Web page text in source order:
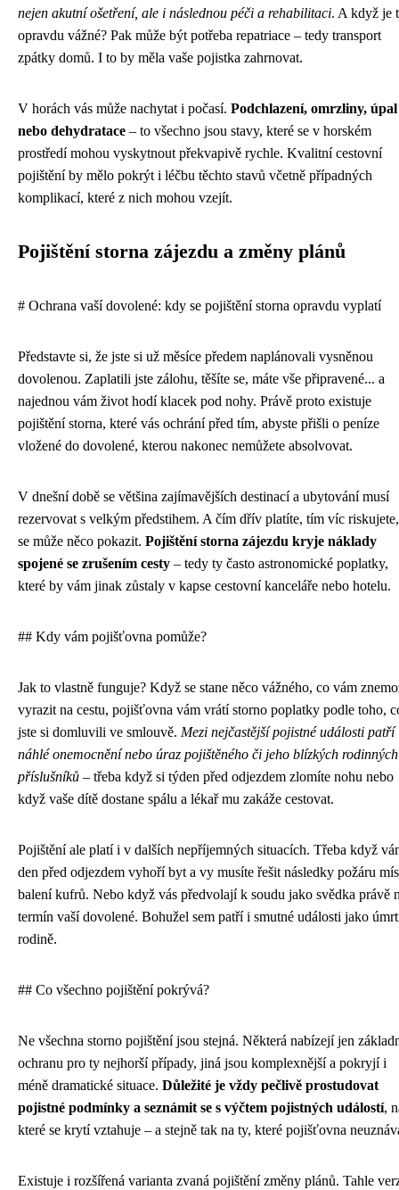
nejen akutní ošetření, ale i následnou péči a rehabilitaci. A když je
opravdu vážné? Pak může být potřeba repatriace – tedy transport
zpátky domů. I to by měla vaše pojistka zahrnovat.
V horách vás může nachytat i počasí. Podchlazení, omrzliny, úpal
nebo dehydratace – to všechno jsou stavy, které se v horském
prostředí mohou vyskytnout překvapivě rychle. Kvalitní cestovní
pojištění by mělo pokrýt i léčbu těchto stavů včetně případných
komplikací, které z nich mohou vzejít.
Pojištění storna zájezdu a změny plánů
# Ochrana vaší dovolené: kdy se pojištění storna opravdu vyplatí
Představte si, že jste si už měsíce předem naplánovali vysněnou
dovolenou. Zaplatili jste zálohu, těšíte se, máte vše připravené... a
najednou vám život hodí klacek pod nohy. Právě proto existuje
pojištění storna, které vás ochrání před tím, abyste přišli o peníze
vložené do dovolené, kterou nakonec nemůžete absolvovat.
V dnešní době se většina zajímavějších destinací a ubytování musí
rezervovat s velkým předstihem. A čím dřív platíte, tím víc
se může něco pokazit. Pojištění storna zájezdu kryje náklady
spojené se zrušením cesty – tedy ty často astronomické poplatky,
které by vám jinak zůstaly v kapse cestovní kanceláře nebo hotelu.
## Kdy vám pojišťovna pomůže?
Jak to vlastně funguje? Když se stane něco vážného, co vám
vyrazit na cestu, pojišťovna vám vrátí storno poplatky podle toho,
jste si domluvili ve smlouvě. Mezi nejčastější pojistné události patří
náhlé onemocnění nebo úraz pojištěného či jeho blízkých rodinných
příslušníků – třeba když si týden před odjezdem zlomíte nohu nebo
když vaše dítě dostane spálu a lékař mu zakáže cestovat.
Pojištění ale platí i v dalších nepříjemných situacích. Třeba když
den před odjezdem vyhoří byt a vy musíte řešit následky požáru
balení kufrů. Nebo když vás předvolají k soudu jako svědka právě
termín vaší dovolené. Bohužel sem patří i smutné události jako
rodině.
## Co všechno pojištění pokrývá?
Ne všechna storno pojištění jsou stejná. Některá nabízejí jen
ochranu pro ty nejhorší případy, jiná jsou komplexnější a pokryjí i
méně dramatické situace. Důležité je vždy pečlivě prostudovat
pojistné podmínky a seznámit se s výčtem pojistných událostí,
které se krytí vztahuje – a stejně tak na ty, které pojišťovna
Existuje i rozšířená varianta zvaná pojištění změny plánů. Tahle